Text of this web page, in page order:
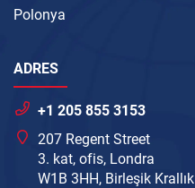
Polonya
ADRES
+1 205 855 3153
207 Regent Street
3. kat, ofis, Londra
W1B 3HH, Birleşik Krallık